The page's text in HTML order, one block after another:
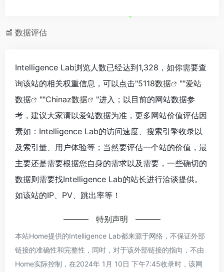
数据评估
Intelligence Lab浏览人数已经达到1,328，如你需要查
询该站的相关权重信息，可以点击"5118数据 ""爱站
数据
""Chinaz数据
"进入；以目前的网站数据参
考，建议大家请以爱站数据为准，更多网站价值评估因
素如：Intelligence Lab的访问速度、搜索引擎收录以
及索引量、用户体验等；当然要评估一个站的价值，最
主要还是需要根据您自身的需求以及需要，一些确切的
数据则需要找Intelligence Lab的站长进行洽谈提供。
如该站的IP、PV、跳出率等！
特别声明
本站Home提供的Intelligence Lab都来源于网络，不保证外部
链接的准确性和完整性，同时，对于该外部链接的指向，不由
Home实际控制，在2024年 1月 10日 下午7:45收录时，该网